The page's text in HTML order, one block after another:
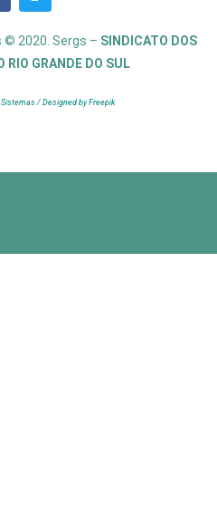
© 2020. Sergs – SINDICATO DOS
RIO GRANDE DO SUL
Sistemas / Designed by Freepik